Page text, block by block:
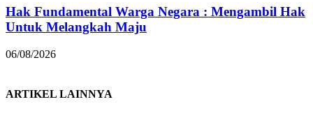
Hak Fundamental Warga Negara : Mengambil Hak
Untuk Melangkah Maju
06/08/2026
ARTIKEL LAINNYA